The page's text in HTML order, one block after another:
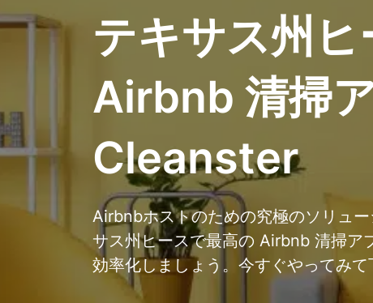
テキサス州
Airbnb 清掃
Cleanster
Airbnbホストのための究極のソリュ
サス州ヒースで最高の Airbnb 清掃ア
効率化しましょう。今すぐやってみて